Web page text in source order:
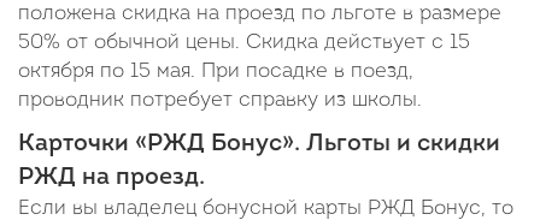
положена скидка на проезд по льготе в размере
50% от обычной цены. Скидка действует с 15
октября по 15 мая. При посадке в поезд,
проводник потребует справку из школы.
Карточки «РЖД Бонус». Льготы и скидки
РЖД на проезд.
Если вы владелец бонусной карты РЖД Бонус, то